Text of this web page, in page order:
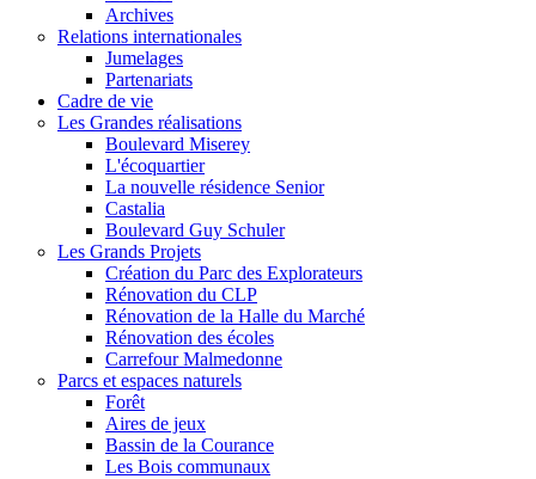
Archives
Relations internationales
Jumelages
Partenariats
Cadre de vie
Les Grandes réalisations
Boulevard Miserey
L'écoquartier
La nouvelle résidence Senior
Castalia
Boulevard Guy Schuler
Les Grands Projets
Création du Parc des Explorateurs
Rénovation du CLP
Rénovation de la Halle du Marché
Rénovation des écoles
Carrefour Malmedonne
Parcs et espaces naturels
Forêt
Aires de jeux
Bassin de la Courance
Les Bois communaux